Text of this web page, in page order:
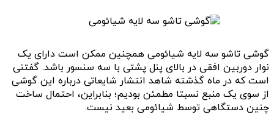
گوشی تاشو سه لایه شیائومی همچنین ممکن است دارای یک
نوار دوربین افقی در بالای پنل پشتی با سه سنسور باشد. گفتنی
است که در ماه گذشته شاهد انتشار شایعاتی درباره این گوشی
از سوی یک منبع نسبتا مطمئن بودیم؛ بنابراین، احتمال ساخت
چنین دستگاهی توسط شیائومی بعید نیست.